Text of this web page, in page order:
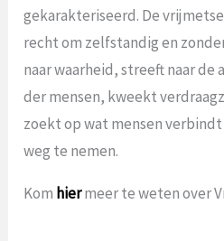
gekarakteriseerd. De
recht om zelfstandig en
naar waarheid, streeft naar de
der mensen, kweekt
zoekt op wat mensen
weg te nemen.
Kom hiermeer te weten over